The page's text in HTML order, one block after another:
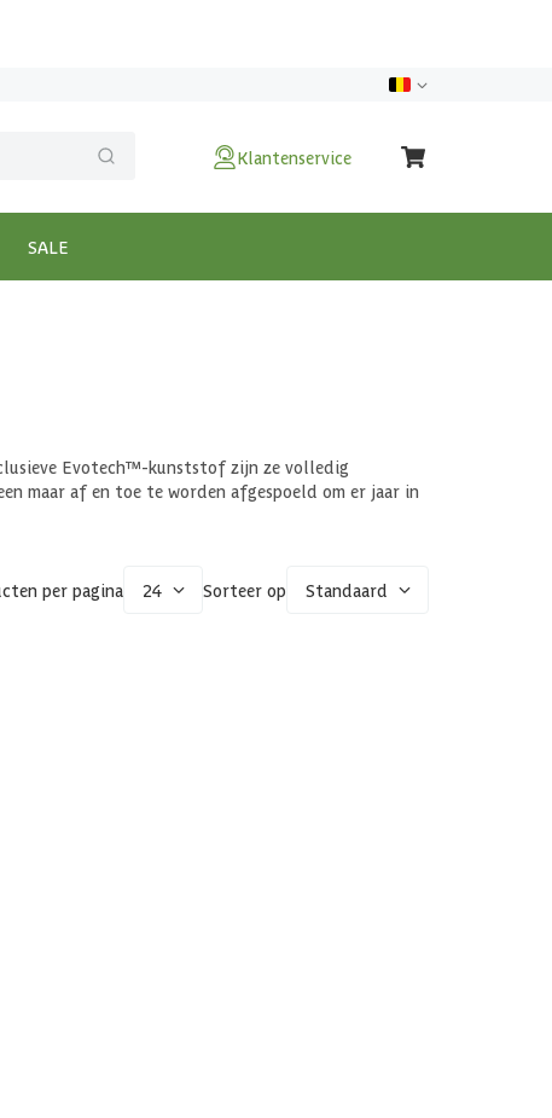
Klantenservice
SALE
Evotech™-kunststof zijn ze volledig
maar af en toe te worden afgespoeld om er jaar in
per pagina 24 Sorteer op Standaard